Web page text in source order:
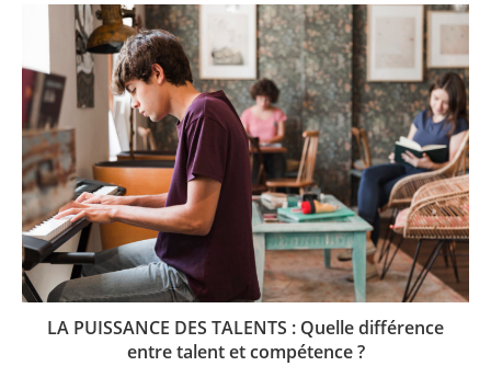
LA PUISSANCE DES TALENTS : Quelle différence
entre talent et compétence ?